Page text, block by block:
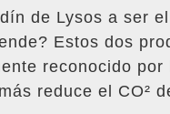
de Lysos a ser
Estos dos
reconocido
reduce el CO²